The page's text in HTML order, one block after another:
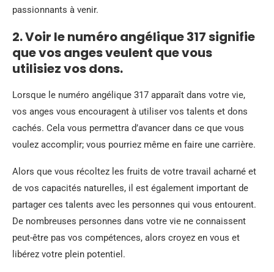
passionnants à venir.
2. Voir le numéro angélique 317 signifie
que vos anges veulent que vous
utilisiez vos dons.
Lorsque le numéro angélique 317 apparaît dans votre vie,
vos anges vous encouragent à utiliser vos talents et dons
cachés. Cela vous permettra d’avancer dans ce que vous
voulez accomplir; vous pourriez même en faire une carrière.
Alors que vous récoltez les fruits de votre travail acharné et
de vos capacités naturelles, il est également important de
partager ces talents avec les personnes qui vous entourent.
De nombreuses personnes dans votre vie ne connaissent
peut-être pas vos compétences, alors croyez en vous et
libérez votre plein potentiel.